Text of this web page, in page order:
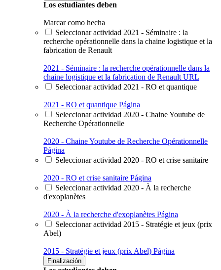
Los estudiantes deben
Marcar como hecha
Seleccionar actividad 2021 - Séminaire : la
recherche opérationnelle dans la chaine logistique et la
fabrication de Renault
2021 - Séminaire : la recherche opérationnelle dans la
chaine logistique et la fabrication de Renault URL
Seleccionar actividad 2021 - RO et quantique
2021 - RO et quantique Página
Seleccionar actividad 2020 - Chaine Youtube de
Recherche Opérationnelle
2020 - Chaine Youtube de Recherche Opérationnelle
Página
Seleccionar actividad 2020 - RO et crise sanitaire
2020 - RO et crise sanitaire Página
Seleccionar actividad 2020 - À la recherche
d'exoplanètes
2020 - À la recherche d'exoplanètes Página
Seleccionar actividad 2015 - Stratégie et jeux (prix
Abel)
2015 - Stratégie et jeux (prix Abel) Página
Finalización